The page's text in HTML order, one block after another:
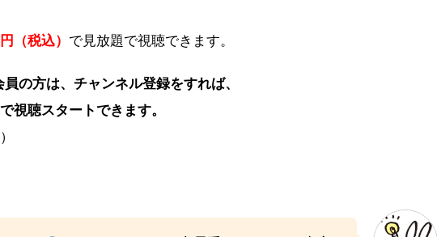
（税込） で見放題で視聴できます。
の方は、チャンネル登録をすれば、
視聴スタートできます。
）